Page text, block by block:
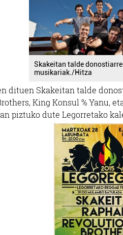
Skakeitan talde
musikariak./Hitza
dituen Skakeitan talde
King Konsul % Yanu,
piztuko dute Legorretako